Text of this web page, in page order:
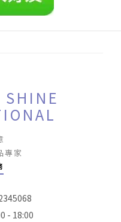
SHINE
專家
- 18:00